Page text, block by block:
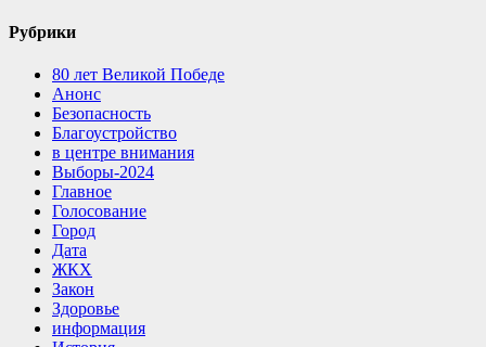
Рубрики
80 лет Великой Победе
Анонс
Безопасность
Благоустройство
в центре внимания
Выборы-2024
Главное
Голосование
Город
Дата
ЖКХ
Закон
Здоровье
информация